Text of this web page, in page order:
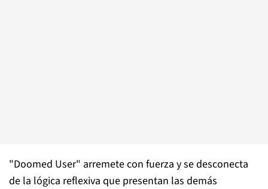
"Doomed User" arremete con fuerza y se desconecta
de la lógica reflexiva que presentan las demás